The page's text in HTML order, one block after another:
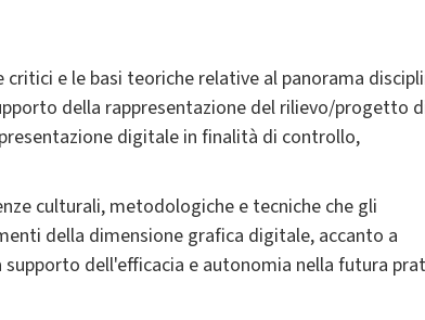
e le basi teoriche relative al panorama
della rappresentazione del rilievo/progetto
digitale in finalità di controllo,
culturali, metodologiche e tecniche che gli
della dimensione grafica digitale, accanto a
dell'efficacia e autonomia nella futura